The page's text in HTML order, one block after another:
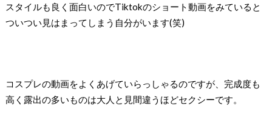
スタイルも良く面白いのでTiktokのショート動画をみていると
ついつい見はまってしまう自分がいます(笑)
コスプレの動画をよくあげていらっしゃるのですが、完成度も
高く露出の多いものは大人と見間違うほどセクシーです。